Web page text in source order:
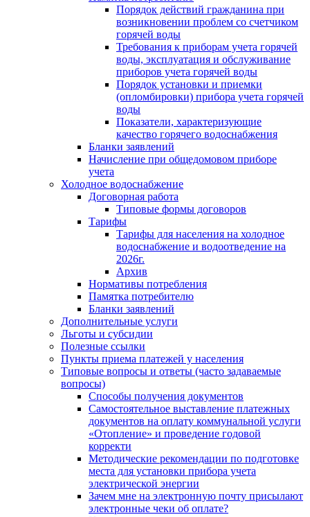
Порядок действий гражданина при
возникновении проблем со счетчиком
горячей воды
Требования к приборам учета горячей
воды, эксплуатация и обслуживание
приборов учета горячей воды
Порядок установки и приемки
(опломбировки) прибора учета горячей
воды
Показатели, характеризующие
качество горячего водоснабжения
Бланки заявлений
Начисление при общедомовом приборе
учета
Холодное водоснабжение
Договорная работа
Типовые формы договоров
Тарифы
Тарифы для населения на холодное
водоснабжение и водоотведение на
2026г.
Архив
Нормативы потребления
Памятка потребителю
Бланки заявлений
Дополнительные услуги
Льготы и субсидии
Полезные ссылки
Пункты приема платежей у населения
Типовые вопросы и ответы (часто задаваемые
вопросы)
Способы получения документов
Самостоятельное выставление платежных
документов на оплату коммунальной услуги
«Отопление» и проведение годовой
корректи
Методические рекомендации по подготовке
места для установки прибора учета
электрической энергии
Зачем мне на электронную почту присылают
электронные чеки об оплате?